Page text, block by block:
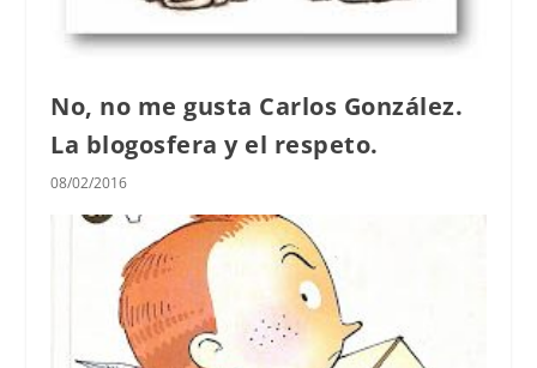
No, no me gusta Carlos González.
La blogosfera y el respeto.
08/02/2016